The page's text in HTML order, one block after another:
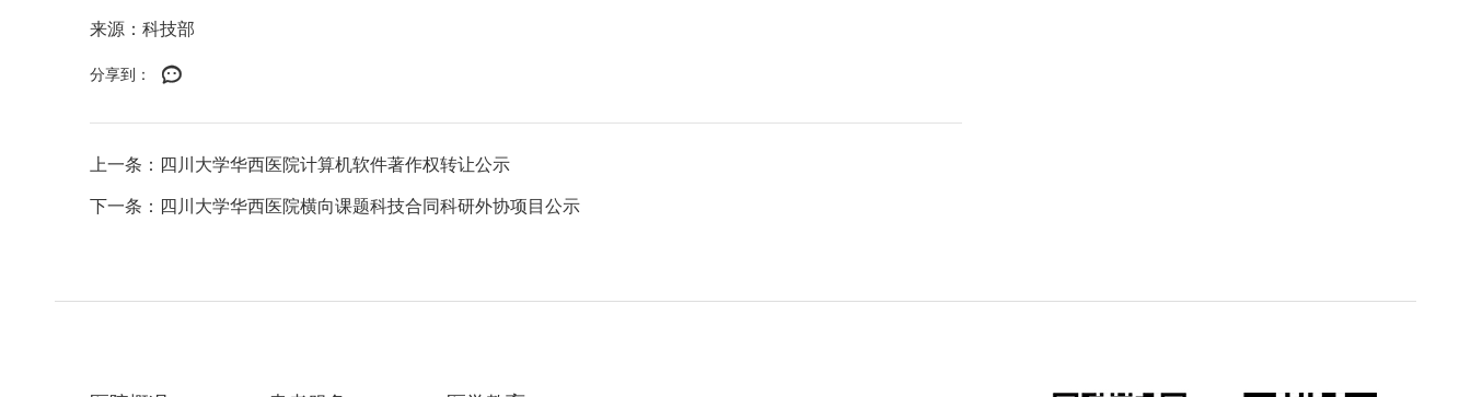
来源：科技部
分享到：
上一条：四川大学华西医院计算机软件著作权转让公示
下一条：四川大学华西医院横向课题科技合同科研外协项目公示